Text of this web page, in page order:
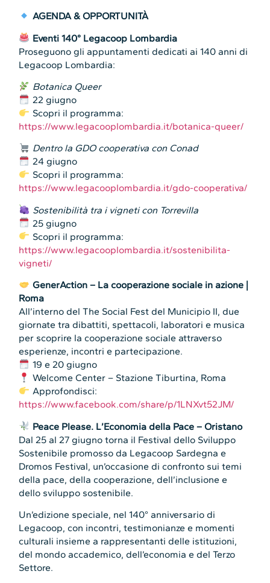
AGENDA & OPPORTUNITÀ
Eventi 140° Legacoop Lombardia
Proseguono gli appuntamenti dedicati ai 140 anni di
Legacoop Lombardia:
Botanica Queer
22 giugno
Scopri il programma:
https://www.legacooplombardia.it/botanica-queer/
Dentro la GDO cooperativa con Conad
24 giugno
Scopri il programma:
https://www.legacooplombardia.it/gdo-cooperativa/
Sostenibilità tra i vigneti con Torrevilla
25 giugno
Scopri il programma:
https://www.legacooplombardia.it/sostenibilita-
vigneti/
GenerAction – La cooperazione sociale in azione |
Roma
All’interno del The Social Fest del Municipio II, due
giornate tra dibattiti, spettacoli, laboratori e musica
per scoprire la cooperazione sociale attraverso
esperienze, incontri e partecipazione.
19 e 20 giugno
Welcome Center – Stazione Tiburtina, Roma
Approfondisci:
https://www.facebook.com/share/p/1LNXvt52JM/
Peace Please. L’Economia della Pace – Oristano
Dal 25 al 27 giugno torna il Festival dello Sviluppo
Sostenibile promosso da Legacoop Sardegna e
Dromos Festival, un’occasione di confronto sui temi
della pace, della cooperazione, dell’inclusione e
dello sviluppo sostenibile.
Un’edizione speciale, nel 140° anniversario di
Legacoop, con incontri, testimonianze e momenti
culturali insieme a rappresentanti delle istituzioni,
del mondo accademico, dell’economia e del Terzo
Settore.